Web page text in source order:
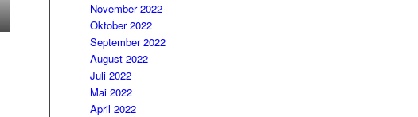
November 2022
Oktober 2022
September 2022
August 2022
Juli 2022
Mai 2022
April 2022